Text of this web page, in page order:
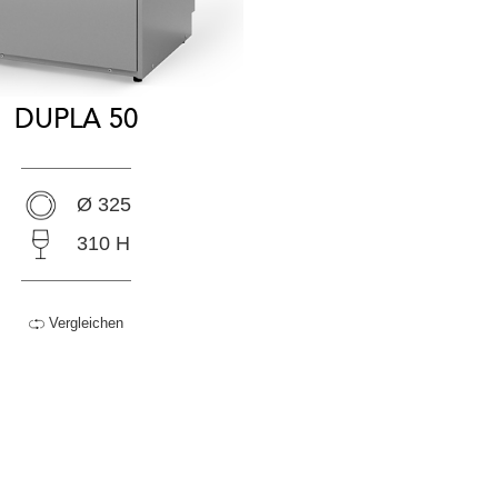
DUPLA 50
Ø 325
310 H
Vergleichen